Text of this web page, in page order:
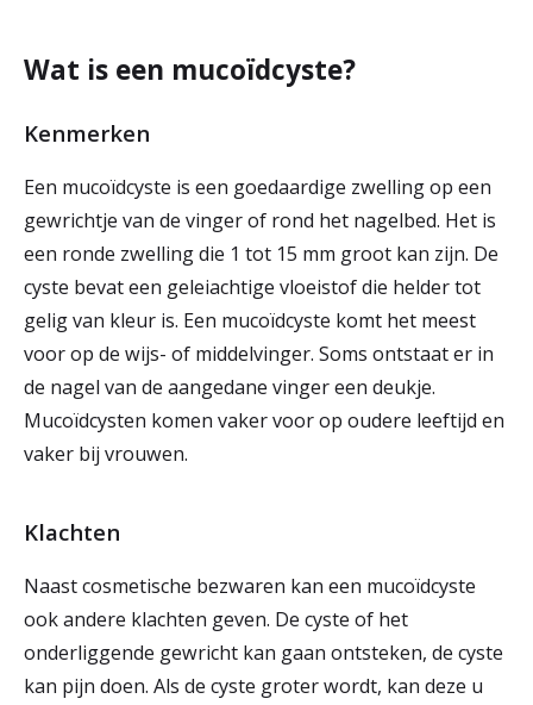
Werken & Leren bij
Zorgverleners
Wat is een mucoïdcyste?
Kenmerken
Een mucoïdcyste is een goedaardige zwelling op een
gewrichtje van de vinger of rond het nagelbed. Het is
een ronde zwelling die 1 tot 15 mm groot kan zijn. De
cyste bevat een geleiachtige vloeistof die helder tot
gelig van kleur is. Een mucoïdcyste komt het meest
voor op de wijs- of middelvinger. Soms ontstaat er in
de nagel van de aangedane vinger een deukje.
Mucoïdcysten komen vaker voor op oudere leeftijd en
vaker bij vrouwen.
Klachten
Naast cosmetische bezwaren kan een mucoïdcyste
ook andere klachten geven. De cyste of het
onderliggende gewricht kan gaan ontsteken, de cyste
kan pijn doen. Als de cyste groter wordt, kan deze u